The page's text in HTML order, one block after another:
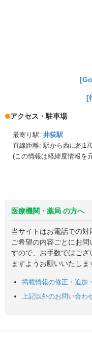
[
アクセス・駐車場
最寄り駅: 井荻駅
直線距離: 駅から西に約
(この情報は経緯度情報を
医療機関・薬局 の方へ
当サイトはお電話での対
ご希望の内容ごとにお
すので、お手数ではご
ますようお願いいたしま
掲載情報の修正・追加
上記以外のお問い合わ